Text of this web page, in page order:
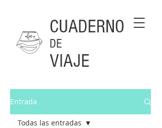
CUADERNO
DE
VIAJE
Entrada
Todas las entradas